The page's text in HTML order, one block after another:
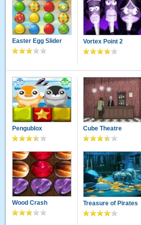
Easter Egg Slider Vortex Point 2
Pengublox Cube Theatre
Wood Crash Treasure of Pirates